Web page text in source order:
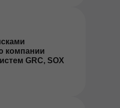
компании
GRC, SOX